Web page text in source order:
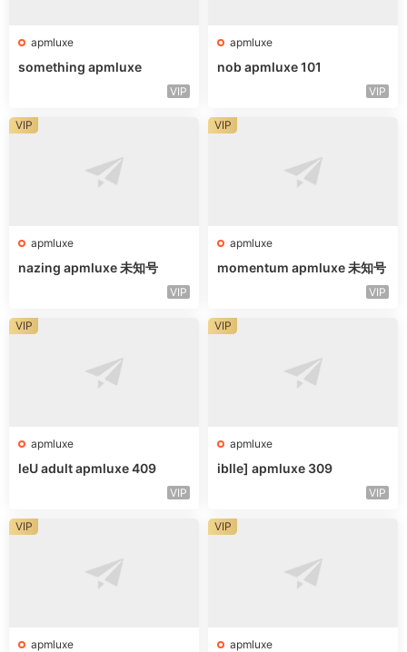
apmluxe
something apmluxe
VIP
apmluxe
nob apmluxe 101
VIP
apmluxe
nazing apmluxe 未知号
VIP
VIP
apmluxe
momentum apmluxe 未知号
VIP
VIP
apmluxe
leU adult apmluxe 409
VIP
VIP
apmluxe
iblle] apmluxe 309
VIP
VIP
apmluxe
VIP
apmluxe
VIP